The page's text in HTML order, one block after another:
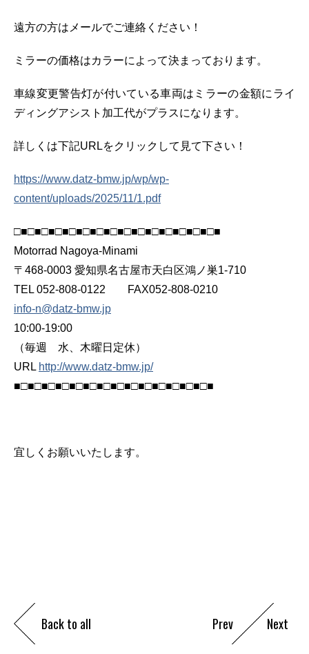
遠方の方はメールでご連絡ください！
ミラーの価格はカラーによって決まっております。
車線変更警告灯が付いている車両はミラーの金額にライ
ディングアシスト加工代がプラスになります。
詳しくは下記URLをクリックして見て下さい！
https://www.datz-bmw.jp/wp/wp-
content/uploads/2025/11/1.pdf
□■□■□■□■□■□■□■□■□■□■□■□■□■□■□■
Motorrad Nagoya-Minami
〒468-0003 愛知県名古屋市天白区鴻ノ巣1-710
TEL 052-808-0122 FAX052-808-0210
info-n@datz-bmw.jp
10:00-19:00
（毎週 水、木曜日定休）
URL http://www.datz-bmw.jp/
■□■□■□■□■□■□■□■□■□■□■□■□■□■□■
宜しくお願いいたします。
Back to all Prev Next